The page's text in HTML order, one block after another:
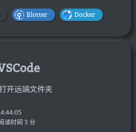
Blotter Docker
开远端文件夹
读时间 3 分